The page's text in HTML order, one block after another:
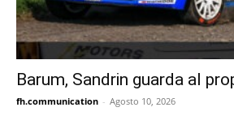
Barum, Sandrin guarda al
fh.communication - Agosto 10, 2026